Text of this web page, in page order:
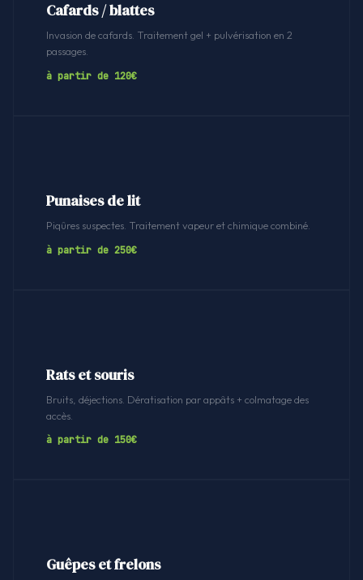
Cafards / blattes
Invasion de cafards. Traitement gel + pulvérisation en 2
passages.
à partir de 120€
Punaises de lit
Piqûres suspectes. Traitement vapeur et chimique combiné.
à partir de 250€
Rats et souris
Bruits, déjections. Dératisation par appâts + colmatage des
accès.
à partir de 150€
Guêpes et frelons